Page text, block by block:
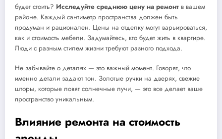
будет стоить? Исследуйте среднюю цену на ремонт в вашем
районе. Каждый сантиметр пространства должен быть
продуман и рационален. Цены на отделку могут варьироваться,
как и стоимость мебели. Задумайтесь, кто будет жить в квартире.
Люди с разным стилем жизни требуют разного подхода.
Не забывайте о деталях — это важный момент. Говорят, что
именно детали задают тон. Золотые ручки на дверях, свежие
шторы, которые ловят солнечные лучи, — это все делает ваше
пространство уникальным.
Влияние ремонта на стоимость